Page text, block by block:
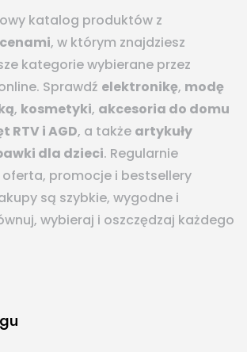
katalog produktów z
, w którym znajdziesz
kategorie wybierane przez
Sprawdź elektronikę, modę
, kosmetyki, akcesoria do domu
RTV i AGD, a także artykuły
dla dzieci. Regularnie
promocje i bestsellery
są szybkie, wygodne i
wybieraj i oszczędzaj każdego